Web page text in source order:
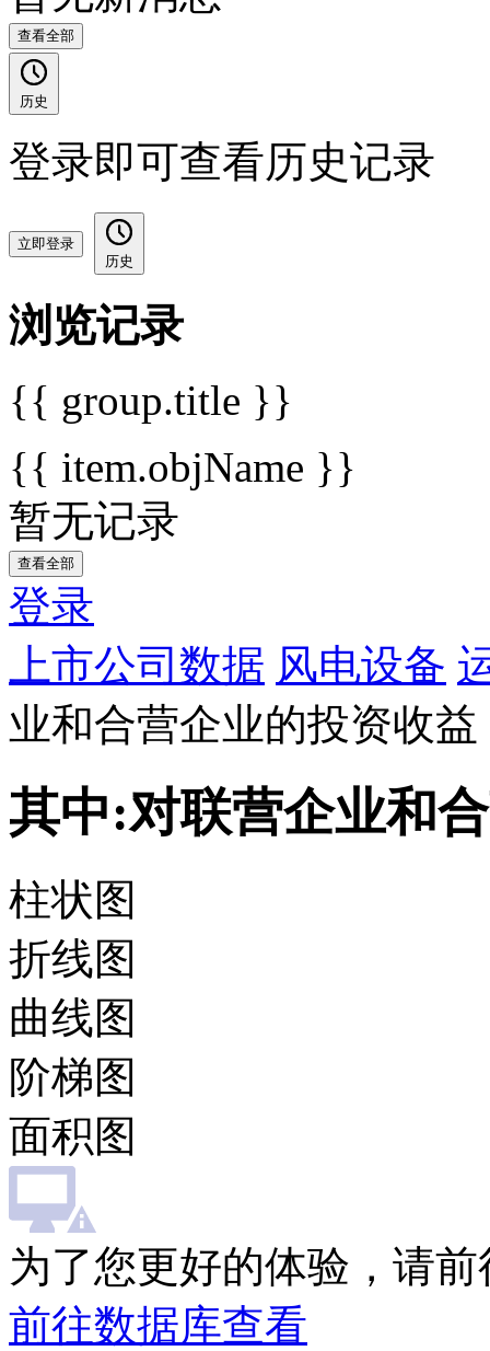
查看全部
历史
登录即可查看历史记录
立即登录
历史
浏览记录
{{ group.title }}
{{ item.objName }}
暂无记录
查看全部
登录
上市公司数据 风电设备
业和合营企业的投资收益
其中:对联营企业和
柱状图
折线图
曲线图
阶梯图
面积图
为了您更好的体验，请
前往数据库查看